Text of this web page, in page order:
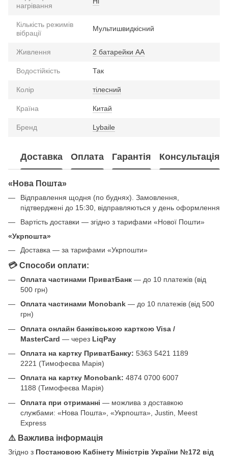
нагрівання
Кількість режимів
вібрації
Мультишвидкісний
Живлення 2 батарейки АА
Водостійкість Так
Колір тілесний
Країна Китай
Бренд Lybaile
Доставка Оплата Гарантія Консультація
«Нова Пошта»
Відправлення щодня (по буднях). Замовлення,
підтверджені до 15:30, відправляються у день оформлення
Вартість доставки — згідно з тарифами «Нової Пошти»
«Укрпошта»
Доставка — за тарифами «Укрпошти»
💳 Способи оплати:
Оплата частинами ПриватБанк — до 10 платежів (від
500 грн)
Оплата частинами Monobank — до 10 платежів (від 500
грн)
Оплата онлайн банківською карткою Visa /
MasterCard — через LiqPay
Оплата на картку ПриватБанку: 5363 5421 1189
2221 (Тимофеєва Марія)
Оплата на картку Monobank: 4874 0700 6007
1188 (Тимофеєва Марія)
Оплата при отриманні — можлива з доставкою
службами: «Нова Пошта», «Укрпошта», Justin, Meest
Express
⚠️ Важлива інформація
Згідно з Постановою Кабінету Міністрів України №172 від